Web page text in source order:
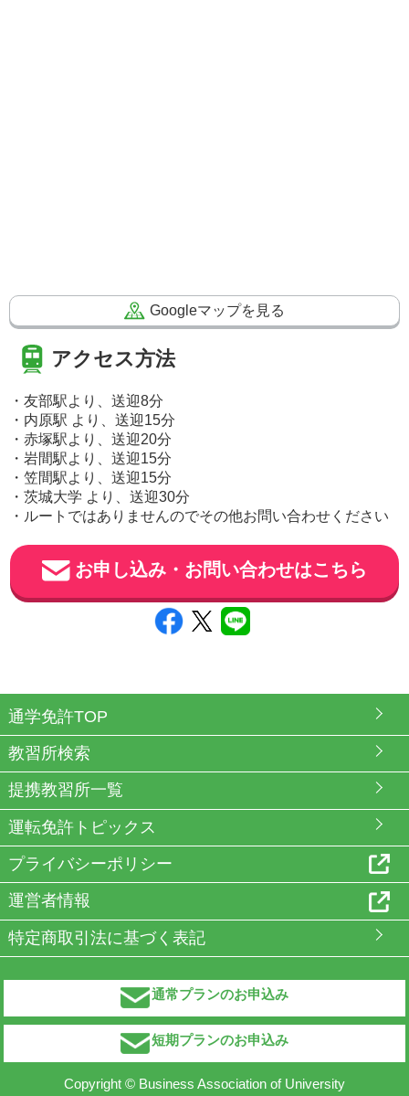
Googleマップを見る
アクセス方法
・友部駅より、送迎8分
・内原駅 より、送迎15分
・赤塚駅より、送迎20分
・岩間駅より、送迎15分
・笠間駅より、送迎15分
・茨城大学 より、送迎30分
・ルートではありませんのでその他お問い合わせください
お申し込み・お問い合わせはこちら
通学免許TOP
教習所検索
提携教習所一覧
運転免許トピックス
プライバシーポリシー
運営者情報
特定商取引法に基づく表記
通常プランのお申込み
短期プランのお申込み
Copyright © Business Association of University